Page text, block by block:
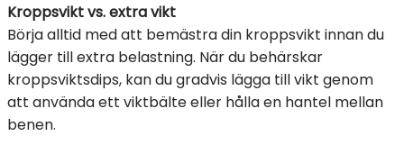
Kroppsvikt vs. extra vikt
Börja alltid med att bemästra din kroppsvikt innan du
lägger till extra belastning. När du behärskar
kroppsviktsdips, kan du gradvis lägga till vikt genom
att använda ett viktbälte eller hålla en hantel mellan
benen.